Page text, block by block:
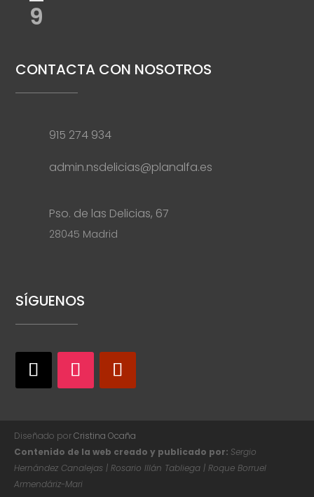
9
CONTACTA CON NOSOTROS
915 274 934
admin.nsdelicias@planalfa.es
Pso. de las Delicias, 67
28045 Madrid
SÍGUENOS
Diseñado porCristina Ocaña
Contenido de la web creado y publicado por: Sergio
Hernández Canalejas | Rosario Illán Tabliega | Roque Borruel
Armendáriz-Mari